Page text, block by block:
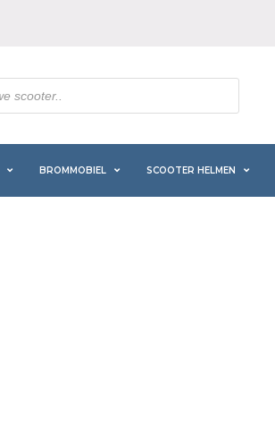
BROMMOBIEL SCOOTER HELMEN